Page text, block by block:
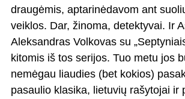
draugėmis, aptarinėdavom ant
veiklos. Dar, žinoma, detektyvai. Ir
Aleksandras Volkovas su
kitomis iš tos serijos. Tuo metu jos
nemėgau liaudies (bet kokios)
pasaulio klasika, lietuvių rašytojai